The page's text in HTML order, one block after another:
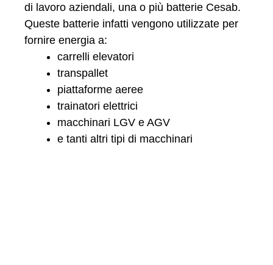
di lavoro aziendali, una o più batterie Cesab.
Queste batterie infatti vengono utilizzate per
fornire energia a:
carrelli elevatori
transpallet
piattaforme aeree
trainatori elettrici
macchinari LGV e AGV
e tanti altri tipi di macchinari